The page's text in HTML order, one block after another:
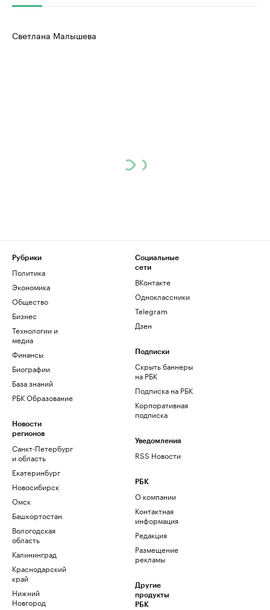
Светлана Малышева
Рубрики
Политика
Экономика
Общество
Бизнес
Технологии и
медиа
Финансы
Биографии
База знаний
РБК Образование
Новости
регионов
Санкт-Петербург
и область
Екатеринбург
Новосибирск
Омск
Башкортостан
Вологодская
область
Калининград
Краснодарский
край
Нижний
Новгород
Социальные
сети
ВКонтакте
Одноклассники
Telegram
Дзен
Подписки
Скрыть баннеры
на РБК
Подписка на РБК
Корпоративная
подписка
Уведомления
RSS Новости
РБК
О компании
Контактная
информация
Редакция
Размещение
рекламы
Другие
продукты
РБК